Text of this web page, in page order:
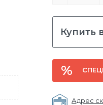
Купить
Адрес